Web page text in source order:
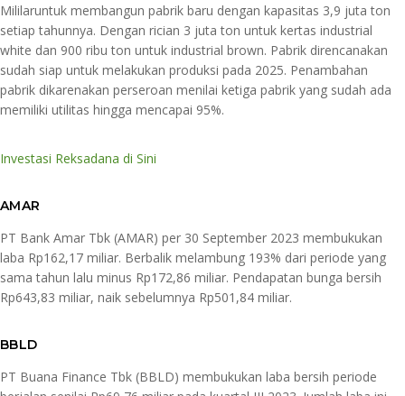
Mililaruntuk membangun pabrik baru dengan kapasitas 3,9 juta ton
setiap tahunnya. Dengan rician 3 juta ton untuk kertas industrial
white dan 900 ribu ton untuk industrial brown. Pabrik direncanakan
sudah siap untuk melakukan produksi pada 2025. Penambahan
pabrik dikarenakan perseroan menilai ketiga pabrik yang sudah ada
memiliki utilitas hingga mencapai 95%.
Investasi Reksadana di Sini
AMAR
PT Bank Amar Tbk (AMAR) per 30 September 2023 membukukan
laba Rp162,17 miliar. Berbalik melambung 193% dari periode yang
sama tahun lalu minus Rp172,86 miliar. Pendapatan bunga bersih
Rp643,83 miliar, naik sebelumnya Rp501,84 miliar.
BBLD
PT Buana Finance Tbk (BBLD) membukukan laba bersih periode